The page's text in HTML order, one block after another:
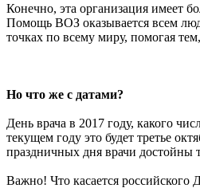
Конечно, эта организация имеет
Помощь ВОЗ оказывается всем
точках по всему миру, помогая
Но что же с датами?
День врача в 2017 году, какого
текущем году это будет третье
праздничных дня врачи достойны
Важно! Что касается российского